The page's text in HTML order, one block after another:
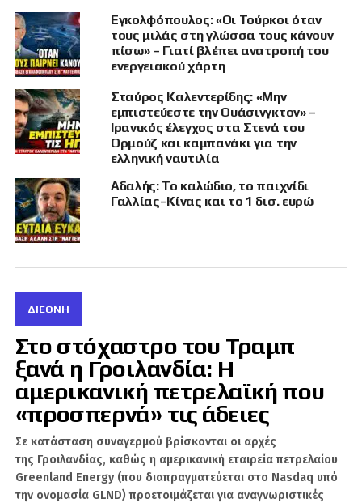
μέσω αυξανόμενων φημών ότι ο πρόεδρος των
ΗΠΑ, Ντόναλντ Τραμπ, εξετάζει άμεση
στρατιωτική εμπλοκή στο πλευρό του Ισραήλ,
το οποίο εδώ και έξι ημέρες ανταλλάσσει πυρά
με την Ισλαμική Δημοκρατία.
Μείνετε συντονισμένοι για όλες τις εξελίξεις
στοliveblog της Ναυτεμπορικής.
ΣΧΕΤΙΚΆ ΘΈΜΑΤΑ
Είναι ο άγνωστος Χ, αλλά φυσικό πρόσωπο που
βοηθάει στην παραγωγή ειδήσεων στο Geopolitico.gr,
αλλά και τη δημιουργία βίντεο στο κανάλι του Σάββα
Καλεντερίδη. Πολλοί τον χαρακτηρίζουν ως ανθρώπινο
αλγόριθμο λόγω του όγκου των δεδομένων και
πληροφοριών που αφομοιώνει καθημερινώς. Είναι
καταδρομέας με ειδικότητα Χειριστή Ασυρμάτων
Μέσων.
Εγκολφόπουλος: «Οι Τούρκοι όταν
τους μιλάς στη γλώσσα τους κάνουν
πίσω» – Γιατί βλέπει ανατροπή του
ενεργειακού χάρτη
Σταύρος Καλεντερίδης: «Μην
εμπιστεύεστε την Ουάσινγκτον» –
Ιρανικός έλεγχος στα Στενά του
Ορμούζ και καμπανάκι για την
ελληνική ναυτιλία
Αδαλής: Το καλώδιο, το παιχνίδι
Γαλλίας–Κίνας και το 1 δισ. ευρώ
ΔΙΕΘΝΉ
Στο στόχαστρο του Τραμπ
ξανά η Γροιλανδία: Η
αμερικανική πετρελαϊκή που
«προσπερνά» τις άδειες
Σε κατάσταση συναγερμού βρίσκονται οι αρχές
της Γροιλανδίας, καθώς η αμερικανική εταιρεία πετρελαίου
Greenland Energy (που διαπραγματεύεται στο Nasdaq υπό
την ονομασία GLND) προετοιμάζεται για αναγνωριστικές